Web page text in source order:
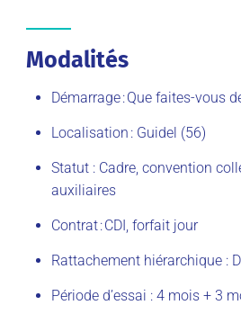
Modalités
Démarrage : Que faites-vous
Localisation : Guidel (56)
Statut : Cadre, convention
auxiliaires
Contrat : CDI , forfait jour
Rattachement hiérarchique :
Période d’essai : 4 mois + 3